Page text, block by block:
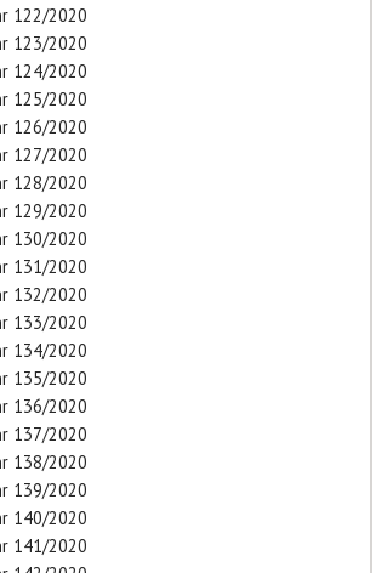
122/2020
123/2020
124/2020
125/2020
126/2020
127/2020
128/2020
129/2020
130/2020
131/2020
132/2020
133/2020
134/2020
135/2020
136/2020
137/2020
138/2020
139/2020
140/2020
141/2020